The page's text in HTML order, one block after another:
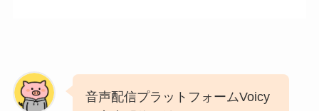
音声配信プラットフォームVoicy